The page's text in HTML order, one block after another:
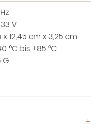
V
12,45 cm x 3,25 cm
°C bis +85 °C
G
+